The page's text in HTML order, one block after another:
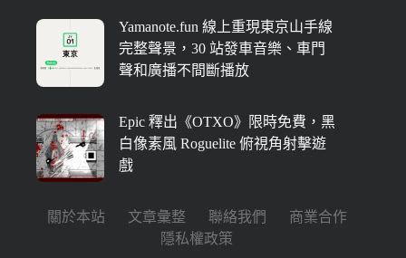
Yamanote.fun 線上重現東京山手線
完整聲景，30 站發車音樂、車門
聲和廣播不間斷播放
Epic 釋出《OTXO》限時免費，黑
白像素風 Roguelite 俯視角射擊遊
戲
關於本站 文章彙整 聯絡我們
商業合作
隱私權政策